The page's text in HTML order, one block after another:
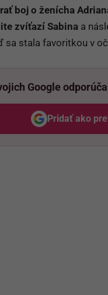
boj o ženícha
zvíťazí Sabina a
sa stala favoritkou v
Google
Pridať ako